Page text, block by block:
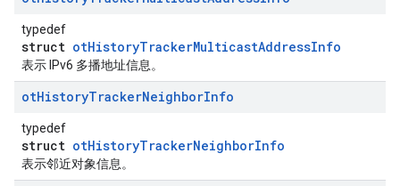
typedef
struct otHistoryTrackerMulticastAddressInfo
表示 IPv6 多播地址信息。
otHistoryTrackerNeighborInfo
typedef
struct otHistoryTrackerNeighborInfo
表示邻近对象信息。